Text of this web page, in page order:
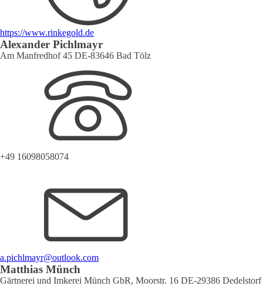
https://www.rinkegold.de
Alexander Pichlmayr
Am Manfredhof 45 DE-83646 Bad Tölz
+49 16098058074
a.pichlmayr@outlook.com
Matthias Münch
Gärtnerei und Imkerei Münch GbR, Moorstr. 16 DE-29386 Dedelstorf